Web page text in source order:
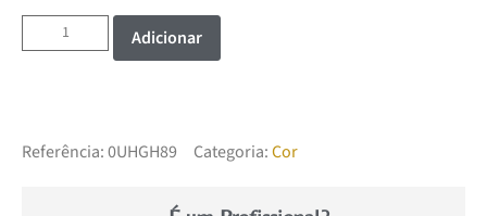
Adicionar
Referência:0UHGH89 Categoria:Cor